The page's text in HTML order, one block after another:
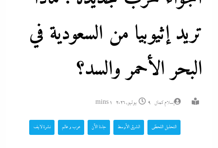
تريد إثيوبيا من السعودية في
البحر الأحمر والسد؟
إسلام كمال 9 يوليو، 2026 1 mins
التحليل اللحظي الشرق الأوسط جاءنا الآن عرب و عالم نشرة لايف